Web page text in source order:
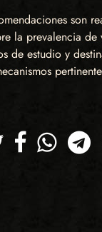
son
la prevalencia
de estudio y
FacebookWhatsapp